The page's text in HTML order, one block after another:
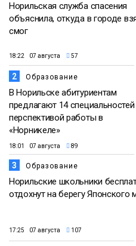
Норильская служба спасения
объяснила, откуда в городе
смог
18:22 07 августа 57
2 Образование
В Норильске абитуриентам
предлагают 14
перспективой работы в
«Норникеле»
18:01 07 августа 89
3 Образование
Норильские школьники
отдохнут на берегу Японского
17:25 07 августа 107